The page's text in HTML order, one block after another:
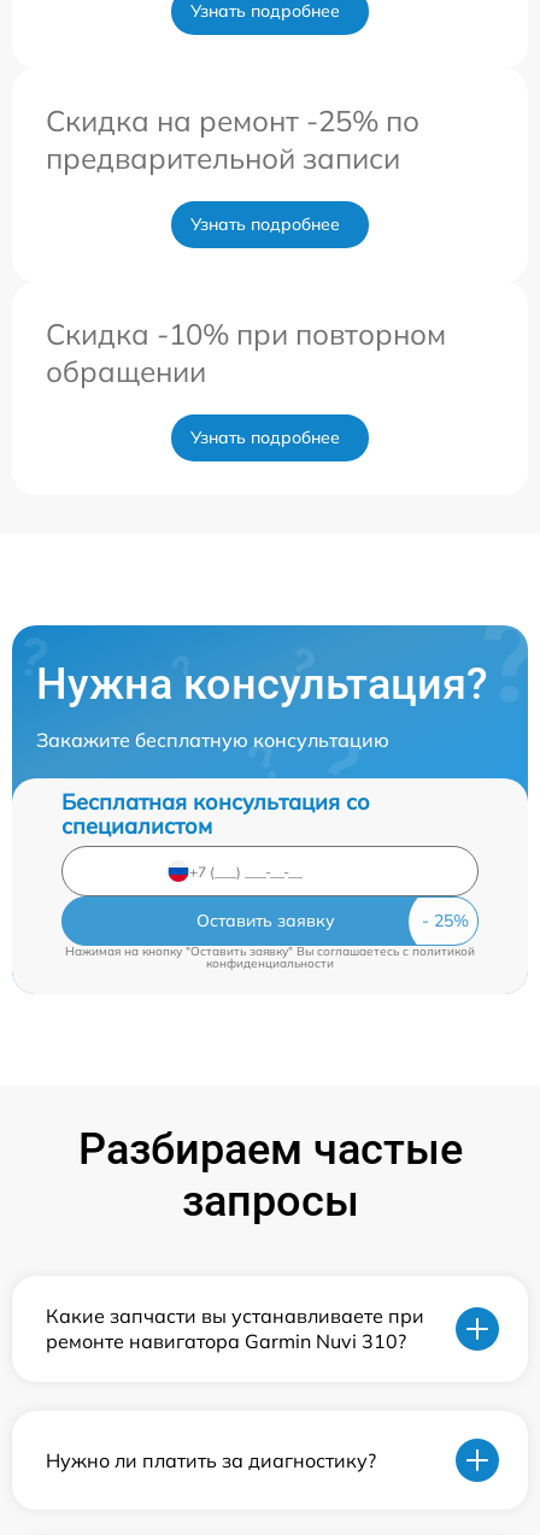
Узнать подробнее
Скидка на ремонт -25% по
предварительной записи
Узнать подробнее
Скидка -10% при повторном
обращении
Узнать подробнее
Нужна консультация?
Закажите бесплатную консультацию
Бесплатная консультация со
специалистом
Оставить заявку
Нажимая на кнопку "Оставить заявку" Вы соглашаетесь c политикой
конфиденциальности
Разбираем частые
запросы
Какие запчасти вы устанавливаете при
ремонте навигатора Garmin Nuvi 310?
Нужно ли платить за диагностику?